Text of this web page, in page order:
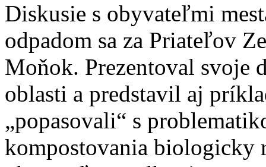
Diskusie s obyvateľmi
odpadom sa za Priateľov
Moňok. Prezentoval svoje
oblasti a predstavil aj
„popasovali“ s
kompostovania biologicky